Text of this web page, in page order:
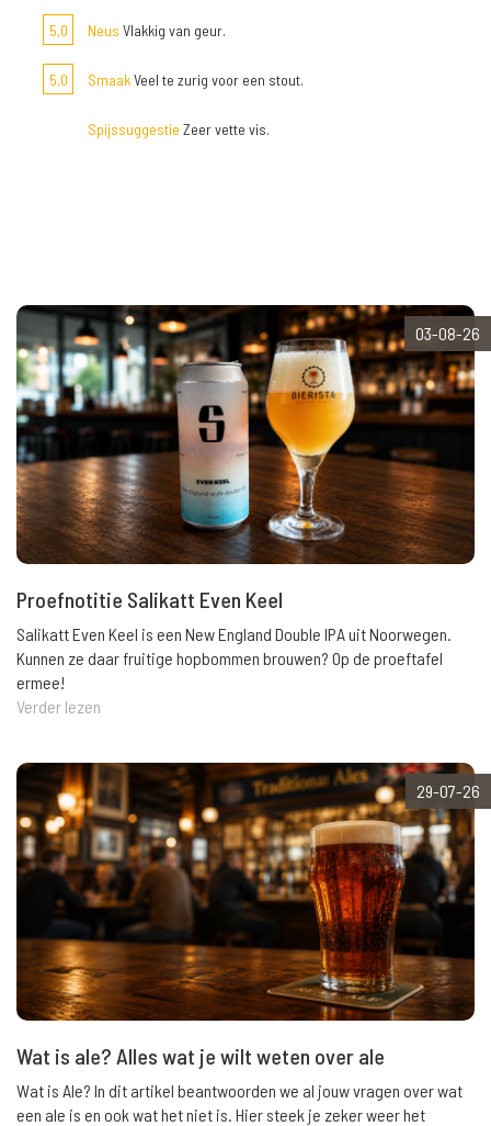
5,0 Neus Vlakkig van geur.
5,0 SmaakVeel te zurig voor een stout.
Spijssuggestie Zeer vette vis.
03-08-26
Proefnotitie Salikatt Even Keel
Salikatt Even Keel is een New England Double IPA uit Noorwegen.
Kunnen ze daar fruitige hopbommen brouwen? Op de proeftafel
ermee!
Verder lezen
29-07-26
Wat is ale? Alles wat je wilt weten over ale
Wat is Ale? In dit artikel beantwoorden we al jouw vragen over wat
een ale is en ook wat het niet is. Hier steek je zeker weer het